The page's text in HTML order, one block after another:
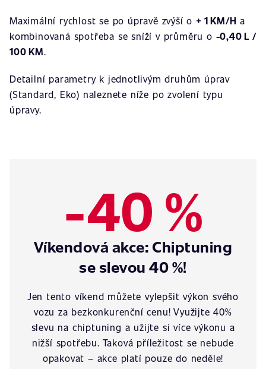
Maximální rychlost se po úpravě zvýší o + 1 KM/H a
kombinovaná spotřeba se sníží v průměru o -0,40 L /
100 KM.
Detailní parametry k jednotlivým druhům úprav
(Standard, Eko) naleznete níže po zvolení typu
úpravy.
-40 %
Víkendová akce: Chiptuning
se slevou 40 %!
Jen tento víkend můžete vylepšit výkon svého
vozu za bezkonkurenční cenu! Využijte 40%
slevu na chiptuning a užijte si více výkonu a
nižší spotřebu. Taková příležitost se nebude
opakovat – akce platí pouze do neděle!